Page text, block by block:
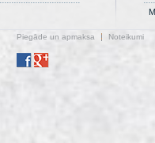
Piegāde un apmaksa Noteikumi